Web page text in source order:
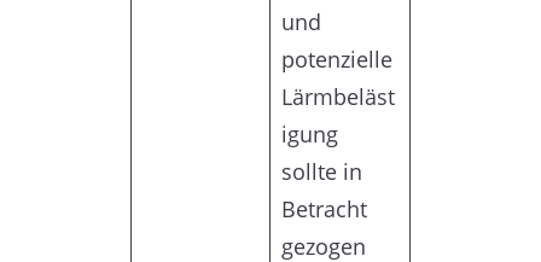
und
potenzielle
Lärmbeläst
igung
sollte in
Betracht
gezogen